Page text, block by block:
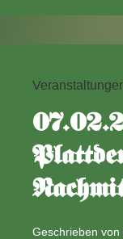
Geschrieben von